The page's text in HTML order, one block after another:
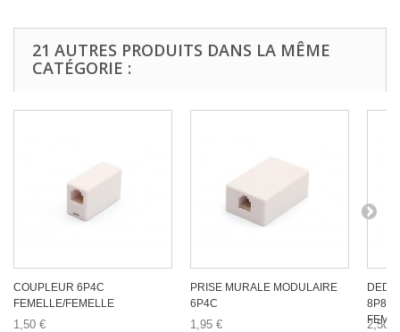
21 AUTRES PRODUITS DANS LA MÊME
CATÉGORIE :
COUPLEUR 6P4C
FEMELLE/FEMELLE
1,50 €
PRISE MURALE MODULAIRE
6P4C
1,95 €
8P8C
2,50 €